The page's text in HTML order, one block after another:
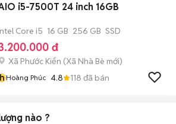
i5-7500T 24 inch 16GB
Core i5 16 GB 256 GB SSD
đ
Xã Phước Kiển (Xã Nhà Bè mới)
Hoàng Phúc 4.8 118 đã bán
nào ?